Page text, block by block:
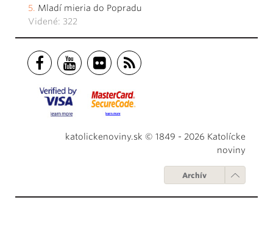
Mladí mieria do Popradu
Videné: 322
katolickenoviny.sk © 1849 - 2026 Katolícke
noviny
Archív